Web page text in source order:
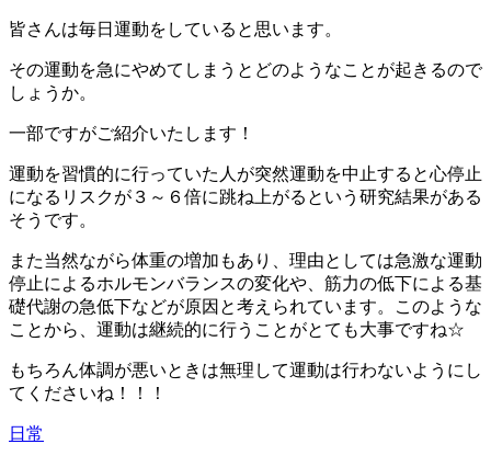
皆さんは毎日運動をしていると思います。
その運動を急にやめてしまうとどのようなことが起きるので
しょうか。
一部ですがご紹介いたします！
運動を習慣的に行っていた人が突然運動を中止すると心停止
になるリスクが３～６倍に跳ね上がるという研究結果がある
そうです。
また当然ながら体重の増加もあり、理由としては急激な運動
停止によるホルモンバランスの変化や、筋力の低下による基
礎代謝の急低下などが原因と考えられています。このような
ことから、運動は継続的に行うことがとても大事ですね☆
もちろん体調が悪いときは無理して運動は行わないようにし
てくださいね！！！
日常